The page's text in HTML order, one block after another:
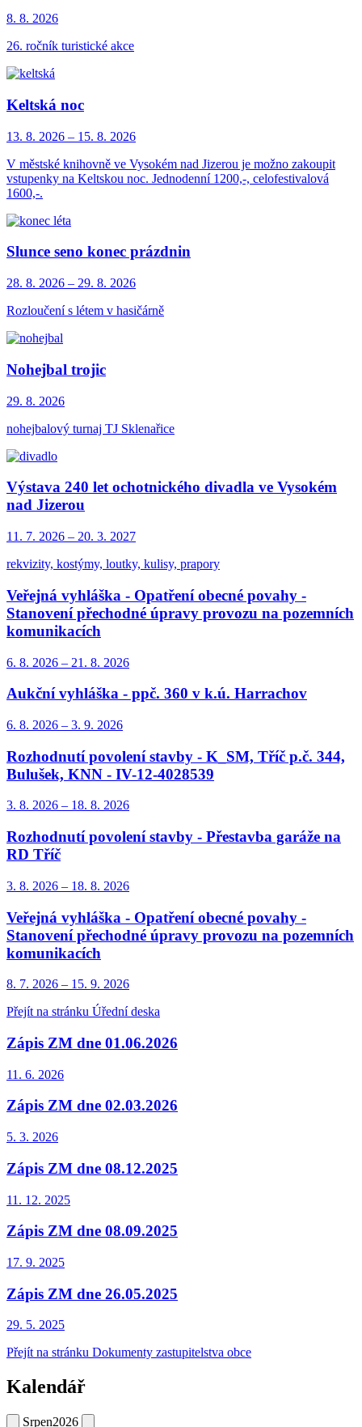
8. 8. 2026
26. ročník turistické akce
Keltská noc
13. 8. 2026 – 15. 8. 2026
V městské knihovně ve Vysokém nad Jizerou je možno zakoupit
vstupenky na Keltskou noc. Jednodenní 1200,-, celofestivalová
1600,-.
Slunce seno konec prázdnin
28. 8. 2026 – 29. 8. 2026
Rozloučení s létem v hasičárně
Nohejbal trojic
29. 8. 2026
nohejbalový turnaj TJ Sklenařice
Výstava 240 let ochotnického divadla ve Vysokém
nad Jizerou
11. 7. 2026 – 20. 3. 2027
rekvizity, kostýmy, loutky, kulisy, prapory
Veřejná vyhláška - Opatření obecné povahy -
Stanovení přechodné úpravy provozu na pozemních
komunikacích
6. 8. 2026 – 21. 8. 2026
Aukční vyhláška - ppč. 360 v k.ú. Harrachov
6. 8. 2026 – 3. 9. 2026
Rozhodnutí povolení stavby - K_SM, Tříč p.č. 344,
Bulušek, KNN - IV-12-4028539
3. 8. 2026 – 18. 8. 2026
Rozhodnutí povolení stavby - Přestavba garáže na
RD Tříč
3. 8. 2026 – 18. 8. 2026
Veřejná vyhláška - Opatření obecné povahy -
Stanovení přechodné úpravy provozu na pozemních
komunikacích
8. 7. 2026 – 15. 9. 2026
Přejít na stránku Úřední deska
Zápis ZM dne 01.06.2026
11. 6. 2026
Zápis ZM dne 02.03.2026
5. 3. 2026
Zápis ZM dne 08.12.2025
11. 12. 2025
Zápis ZM dne 08.09.2025
17. 9. 2025
Zápis ZM dne 26.05.2025
29. 5. 2025
Přejít na stránku Dokumenty zastupitelstva obce
Kalendář
Srpen2026